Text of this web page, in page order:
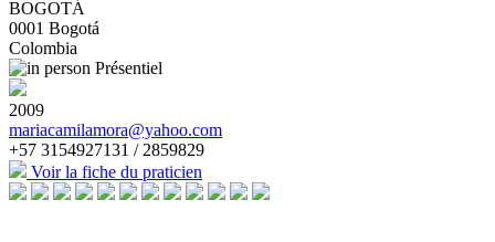
BOGOTÁ
0001 Bogotá
Colombia
Présentiel
2009
mariacamilamora@yahoo.com
+57 3154927131 / 2859829
Voir la fiche du praticien